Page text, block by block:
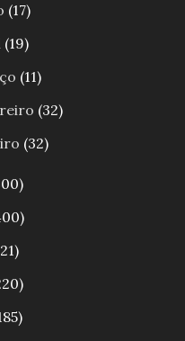
(17)
(19)
(11)
(32)
(32)